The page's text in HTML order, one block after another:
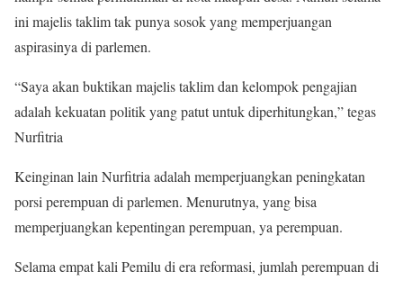
ini majelis taklim tak punya sosok yang memperjuangan
aspirasinya di parlemen.
“Saya akan buktikan majelis taklim dan kelompok pengajian
adalah kekuatan politik yang patut untuk diperhitungkan,” tegas
Nurfitria
Keinginan lain Nurfitria adalah memperjuangkan peningkatan
porsi perempuan di parlemen. Menurutnya, yang bisa
memperjuangkan kepentingan perempuan, ya perempuan.
Selama empat kali Pemilu di era reformasi, jumlah perempuan di